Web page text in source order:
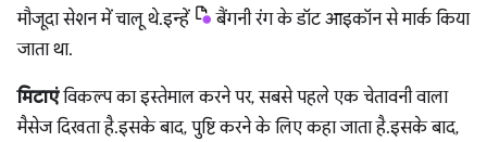
मौजूदा सेशन में चालू थे. इन्हें
बैंगनी रंग के डॉट आइकॉन से मार्क किया
जाता था.
मिटाएंविकल्प का इस्तेमाल करने पर, सबसे पहले एक चेतावनी वाला
मैसेज दिखता है. इसके बाद, पुष्टि करने के लिए कहा जाता है. इसके बाद,